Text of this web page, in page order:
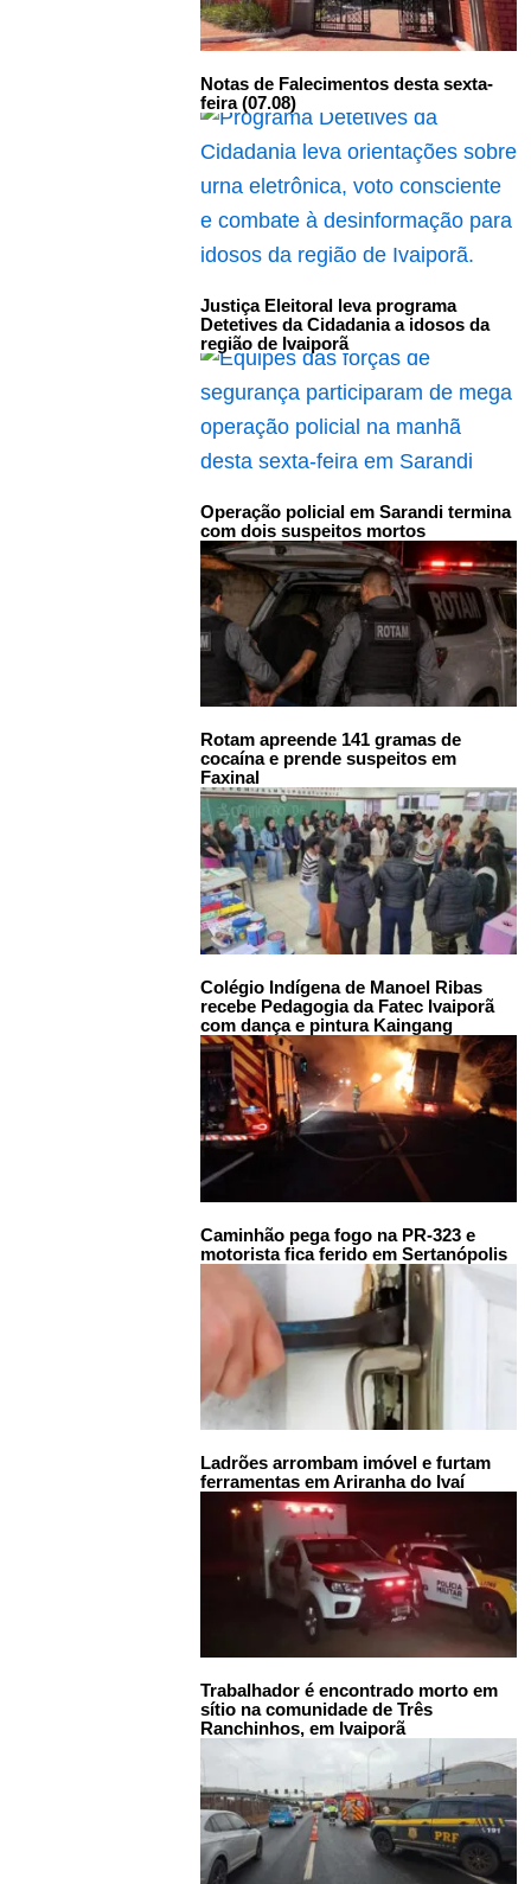
Notas de Falecimentos desta sexta-
feira (07.08)
Justiça Eleitoral leva programa
Detetives da Cidadania a idosos da
região de Ivaiporã
Operação policial em Sarandi termina
com dois suspeitos mortos
Rotam apreende 141 gramas de
cocaína e prende suspeitos em
Faxinal
Colégio Indígena de Manoel Ribas
recebe Pedagogia da Fatec Ivaiporã
com dança e pintura Kaingang
Caminhão pega fogo na PR-323 e
motorista fica ferido em Sertanópolis
Ladrões arrombam imóvel e furtam
ferramentas em Ariranha do Ivaí
Trabalhador é encontrado morto em
sítio na comunidade de Três
Ranchinhos, em Ivaiporã